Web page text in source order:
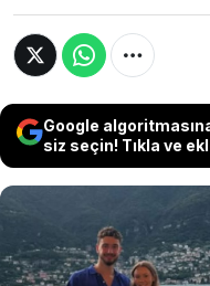
Google
siz seçin! Tıkla ve
NBA